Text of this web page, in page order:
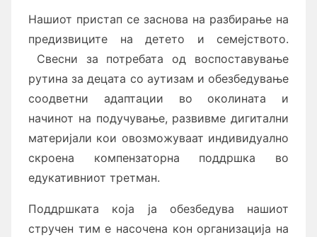
Нашиот пристап се заснова на разбирање на
предизвиците на детето и семејството.
Свесни за потребата од воспоставување
рутина за децата со аутизам и обезбедување
соодветни адаптации во околината и
начинот на подучување, развивме дигитални
материјали кои овозможуваат индивидуално
скроена компензаторна поддршка во
едукативниот третман.
Поддршката која ја обезбедува нашиот
стручен тим е насочена кон организација на